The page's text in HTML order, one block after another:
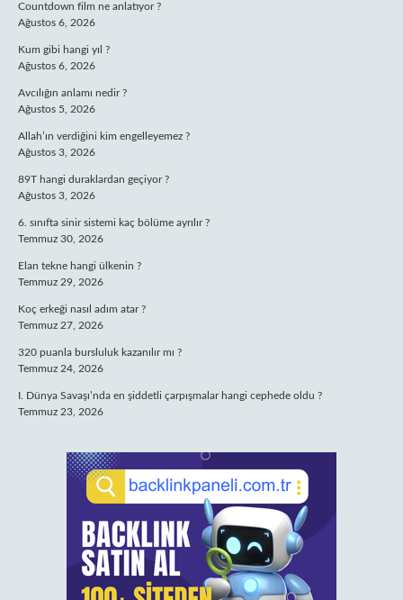
Countdown film ne anlatıyor ?
Ağustos 6, 2026
Kum gibi hangi yıl ?
Ağustos 6, 2026
Avcılığın anlamı nedir ?
Ağustos 5, 2026
Allah’ın verdiğini kim engelleyemez ?
Ağustos 3, 2026
89T hangi duraklardan geçiyor ?
Ağustos 3, 2026
6. sınıfta sinir sistemi kaç bölüme ayrılır ?
Temmuz 30, 2026
Elan tekne hangi ülkenin ?
Temmuz 29, 2026
Koç erkeği nasıl adım atar ?
Temmuz 27, 2026
320 puanla bursluluk kazanılır mı ?
Temmuz 24, 2026
I. Dünya Savaşı’nda en şiddetli çarpışmalar hangi cephede oldu ?
Temmuz 23, 2026